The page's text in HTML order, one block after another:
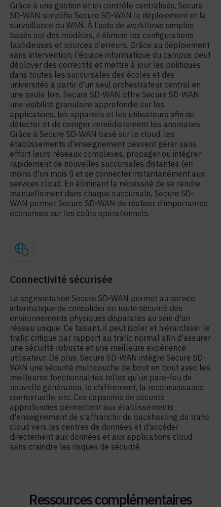
Grâce à une gestion et un contrôle centralisés, Secure
SD-WAN simplifie Secure SD-WAN le déploiement et la
surveillance du WAN. À l'aide de workflows simples
basés sur des modèles, il élimine les configurations
fastidieuses et sources d'erreurs. Grâce au déploiement
sans intervention, l'équipe informatique du campus peut
déployer des correctifs et mettre à jour les politiques
dans toutes les succursales des écoles et des
universités à partir d'un seul orchestrateur central en
une seule fois. Secure SD-WAN offre Secure SD-WAN
une visibilité granulaire approfondie sur les
applications, les appareils et les utilisateurs afin de
détecter et de corriger immédiatement les anomalies.
Grâce à Secure SD-WAN basé sur le cloud, les
établissements d'enseignement peuvent gérer sans
effort leurs réseaux complexes, propager ou intégrer
rapidement de nouvelles succursales distantes (en
moins d'un mois !) et se connecter instantanément aux
services cloud. En éliminant la nécessité de se rendre
manuellement dans chaque succursale, Secure SD-
WAN permet Secure SD-WAN de réaliser d'importantes
économies sur les coûts opérationnels.
Connectivité sécurisée
La segmentation Secure SD-WAN permet au service
informatique de consolider en toute sécurité des
environnements physiques disparates au sein d'un
réseau unique. Ce faisant, il peut isoler et hiérarchiser le
trafic critique par rapport au trafic normal afin d'assurer
une sécurité robuste et une meilleure expérience
utilisateur. De plus, Secure SD-WAN intègre Secure SD-
WAN une sécurité multicouche de bout en bout avec les
meilleures fonctionnalités telles qu'un pare-feu de
nouvelle génération, le chiffrement, la reconnaissance
contextuelle, etc. Ces capacités de sécurité
approfondies permettent aux établissements
d'enseignement de s'affranchir du backhauling du trafic
cloud vers les centres de données et d'accéder
directement aux données et aux applications cloud,
sans craindre les risques de sécurité.
Ressources complémentaires